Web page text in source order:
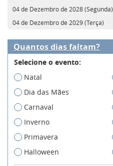
04 de Dezembro de 2028 (Segunda)
04 de Dezembro de 2029 (Terça)
Quantos dias faltam?
Selecione o evento:
Natal
Dia das Mães
Carnaval
Inverno
Primavera
Halloween